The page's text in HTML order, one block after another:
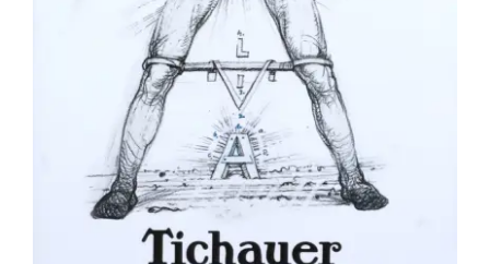
Contactez-nous
Paryski Spleen